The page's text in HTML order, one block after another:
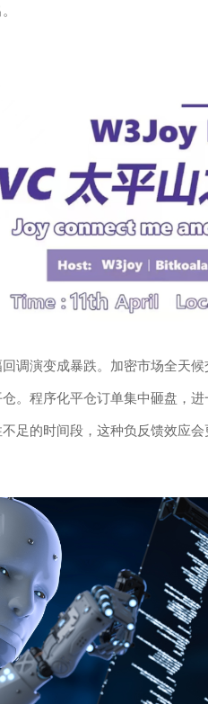
调演变成暴跌。加密市场全天
。程序化平仓订单集中砸盘，
足的时间段，这种负反馈效应